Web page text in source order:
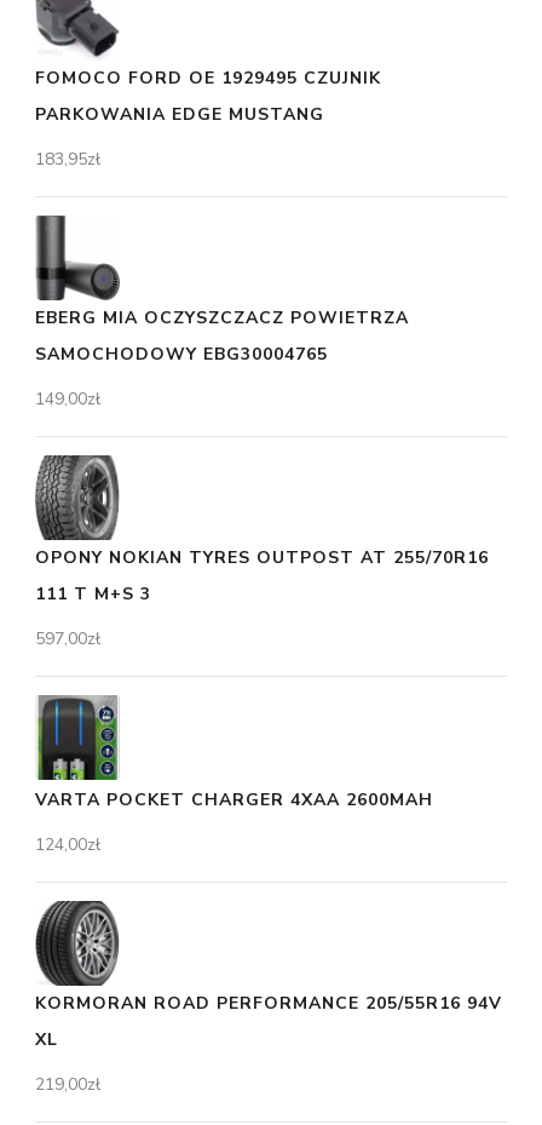
FOMOCO FORD OE 1929495 CZUJNIK
PARKOWANIA EDGE MUSTANG
183,95zł
EBERG MIA OCZYSZCZACZ POWIETRZA
SAMOCHODOWY EBG30004765
149,00zł
OPONY NOKIAN TYRES OUTPOST AT 255/70R16
111 T M+S 3
597,00zł
VARTA POCKET CHARGER 4XAA 2600MAH
124,00zł
KORMORAN ROAD PERFORMANCE 205/55R16 94V
XL
219,00zł